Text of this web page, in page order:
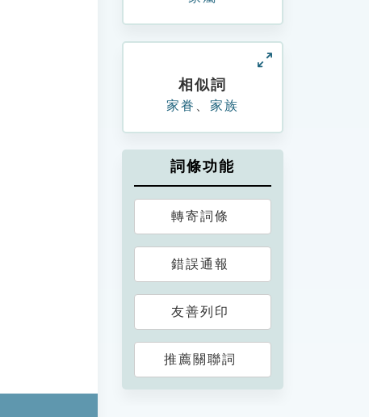
相似詞
家眷 家族
詞條功能
轉寄詞條
錯誤通報
友善列印
推薦關聯詞